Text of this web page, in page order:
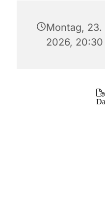
Montag,
2026, 20:30